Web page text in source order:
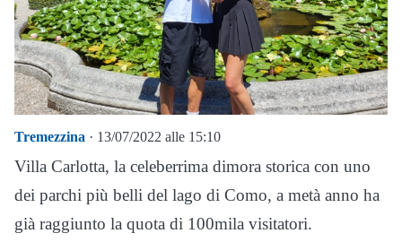
Tremezzina · 13/07/2022 alle 15:10
Villa Carlotta, la celeberrima dimora storica con uno
dei parchi più belli del lago di Como, a metà anno ha
già raggiunto la quota di 100mila visitatori.